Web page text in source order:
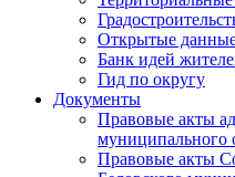
Открытые
Банк идей
Гид по округу
Документы
Правовые акты
муниципального
Правовые акты